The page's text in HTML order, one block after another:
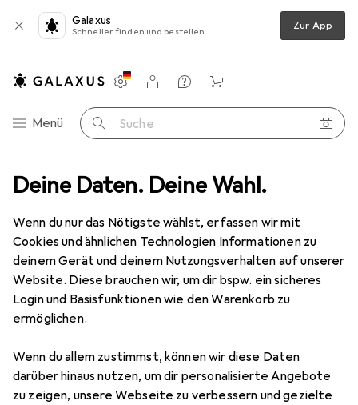
Deine Daten. Deine Wahl.
Wenn du nur das Nötigste wählst, erfassen wir mit
Cookies und ähnlichen Technologien Informationen zu
deinem Gerät und deinem Nutzungsverhalten auf unserer
Website. Diese brauchen wir, um dir bspw. ein sicheres
Login und Basisfunktionen wie den Warenkorb zu
ermöglichen.
Wenn du allem zustimmst, können wir diese Daten
darüber hinaus nutzen, um dir personalisierte Angebote
zu zeigen, unsere Webseite zu verbessern und gezielte
Galaxus
Schneller finden und bestellen Zur App
Navigation nach Kategorien
Menü Suche
Einstellungen
Kundenkonto
Vergleichslisten
Merklisten
Warenkorb
Sport Bike Veloausrüstung Velolicht
6 Bilder
MENGENRABATT
AXABlueline
Preis in EUR inkl. MwSt.
EUR
12,03